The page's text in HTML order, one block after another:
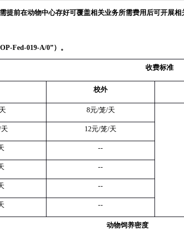
提前在动物中心存好可覆盖相关业务所需费用后可开展相
Fed-019-A/0”）。
收费标准
校外
天 8元/笼/天
天 12元/笼/天
--
--
--
--
动物饲养密度